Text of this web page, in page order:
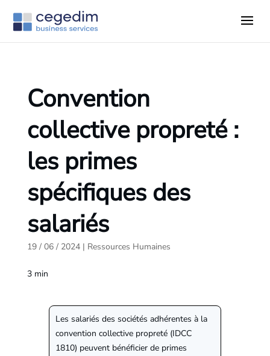
Convention
collective propreté :
les primes
spécifiques des
salariés
19 / 06 / 2024| Ressources Humaines
3 min
Les salariés des sociétés adhérentes à la
convention collective propreté (IDCC
1810) peuvent bénéficier de primes